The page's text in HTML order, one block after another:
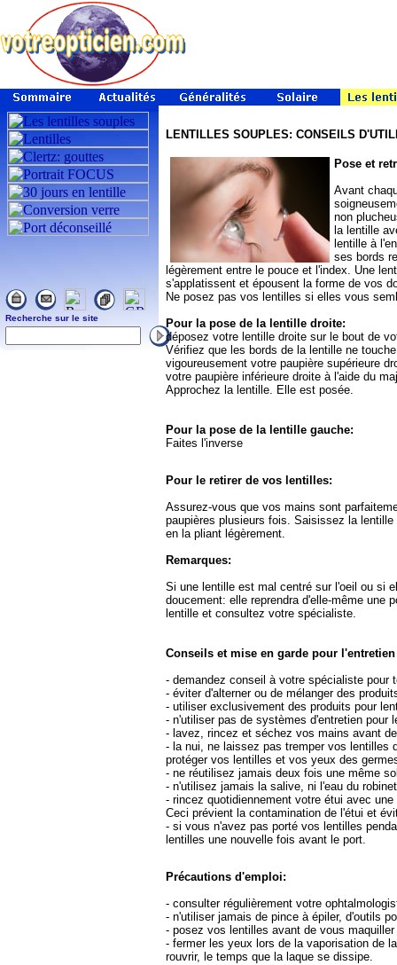
LENTILLES SOUPLES: CONSEILS
Pose et
Avant
non
la lentille
lentille à
ses bords
légèrement entre le pouce et l'index. Une
s'applatissent et épousent la forme de vos
Ne posez pas vos lentilles si elles vous
Pour la pose de la lentille droite:
déposez votre lentille droite sur le bout de
Vérifiez que les bords de la lentille ne
vigoureusement votre paupière supérieure
votre paupière inférieure droite à l'aide du
Approchez la lentille. Elle est posée.
Pour la pose de la lentille gauche:
Faites l'inverse
Pour le retirer de vos lentilles:
Assurez-vous que vos mains sont
paupières plusieurs fois. Saisissez la
en la pliant légèrement.
Remarques:
Si une lentille est mal centré sur l'oeil ou si
doucement: elle reprendra d'elle-même une
lentille et consultez votre spécialiste.
Conseils et mise en garde pour
- demandez conseil à votre spécialiste pour
- éviter d'alterner ou de mélanger des
- utiliser exclusivement des produits pour
- n'utiliser pas de systèmes d'entretien pour
- lavez, rincez et séchez vos mains avant
- la nui, ne laissez pas tremper vos lentilles
protéger vos lentilles et vos yeux des
- ne réutilisez jamais deux fois une même
- n'utilisez jamais la salive, ni l'eau du
- rincez quotidiennement votre étui avec
Ceci prévient la contamination de l'étui et
- si vous n'avez pas porté vos lentilles
lentilles une nouvelle fois avant le port.
Précautions d'emploi:
- consulter régulièrement votre
- n'utiliser jamais de pince à épiler, d'outils
- posez vos lentilles avant de vous
- fermer les yeux lors de la vaporisation de
rouvrir, le temps que la laque se dissipe.
Recherche sur le site